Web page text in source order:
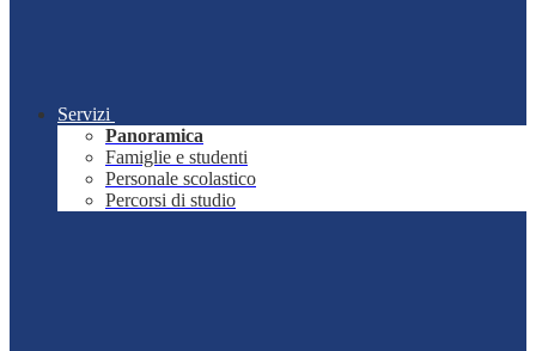
Servizi
Panoramica
Famiglie e studenti
Personale scolastico
Percorsi di studio